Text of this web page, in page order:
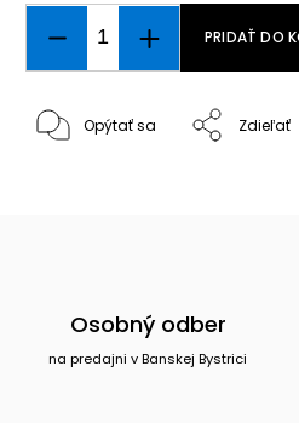
PRIDAŤ DO
Opýtať sa Zdieľať
Osobný odber
na predajni v Banskej Bystrici